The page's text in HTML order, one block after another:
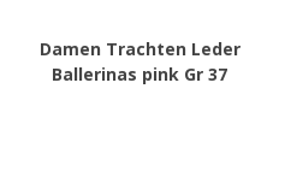
Damen Trachten Leder
Ballerinas pink Gr 37